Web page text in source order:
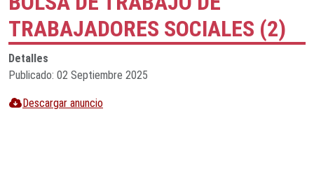
TRABAJADORES SOCIALES (2)
Detalles
Publicado: 02 Septiembre 2025
Descargar anuncio